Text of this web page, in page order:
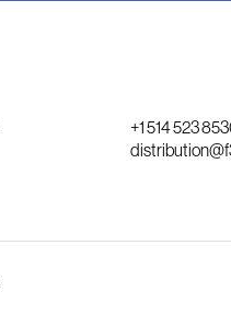
+1 514 523